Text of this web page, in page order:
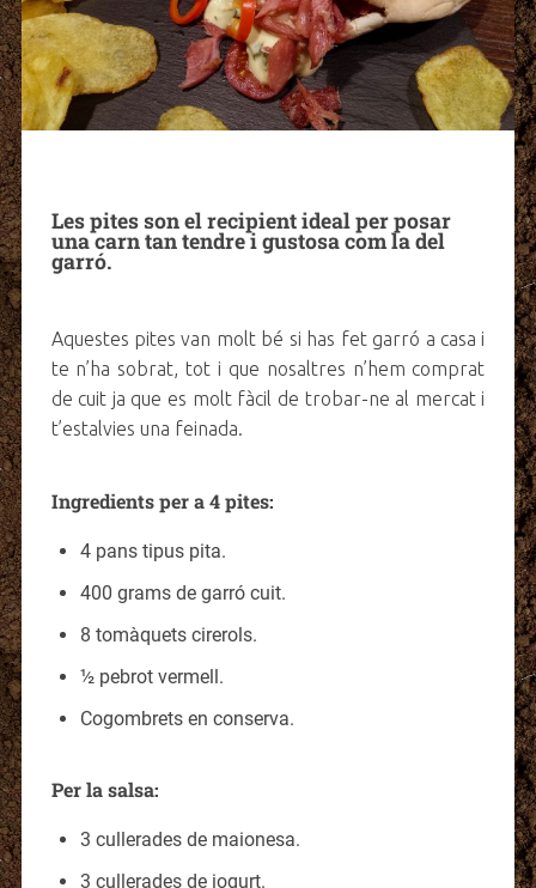
Les pites son el recipient ideal per posar
una carn tan tendre i gustosa com la del
garró.
Aquestes pites van molt bé si has fet garró a casa i
te n’ha sobrat, tot i que nosaltres n’hem comprat
de cuit ja que es molt fàcil de trobar-ne al mercat i
t’estalvies una feinada.
Ingredients per a 4 pites:
4 pans tipus pita.
400 grams de garró cuit.
8 tomàquets cirerols.
½ pebrot vermell.
Cogombrets en conserva.
Per la salsa:
3 cullerades de maionesa.
3 cullerades de iogurt.